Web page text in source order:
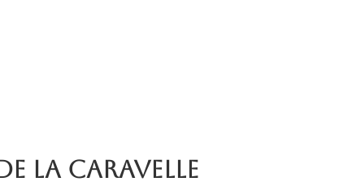
La Caravelle